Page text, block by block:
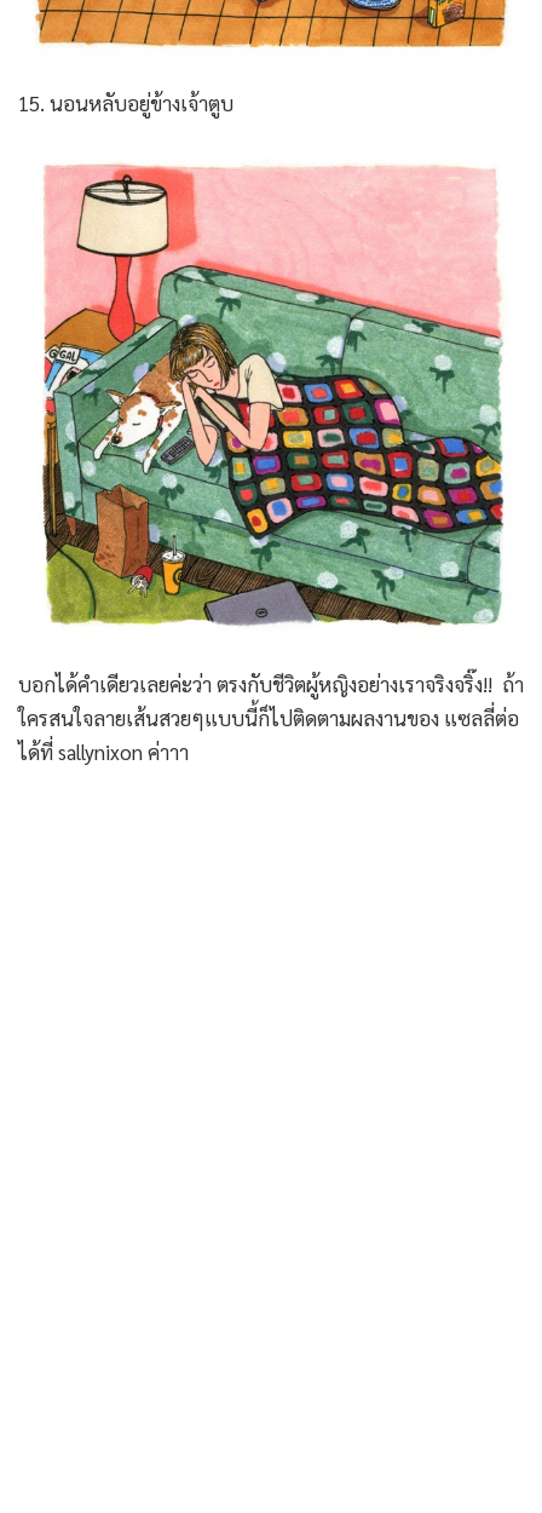
15. นอนหลับอยู่ข้างเจ้าตูบ
บอกได้คำเดียวเลยค่ะว่า ตรงกับชีวิตผู้หญิงอย่างเราจริงจริ๊ง!! ถ้า
ใครสนใจลายเส้นสวยๆแบบนี้ก็ไปติดตามผลงานของ แซลลี่ต่อ
ได้ที่ sallynixon ค่าาา